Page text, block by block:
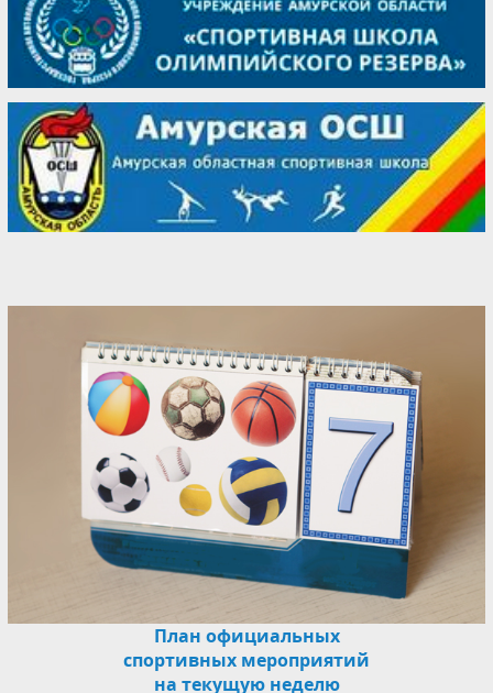
План официальных
спортивных мероприятий
на текущую неделю